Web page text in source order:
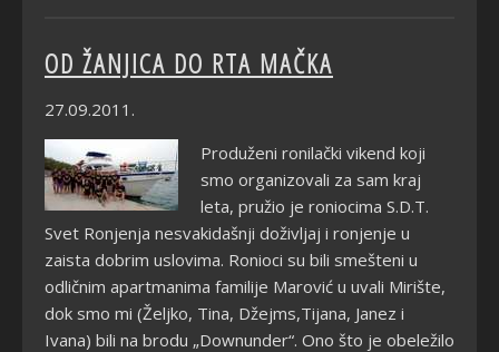
OD ŽANJICA DO RTA MAČKA
27.09.2011.
Produženi ronilački vikend koji
smo organizovali za sam kraj
leta, pružio je roniocima S.D.T.
Svet Ronjenja nesvakidašnji doživljaj i ronjenje u
zaista dobrim uslovima. Ronioci su bili smešteni u
odličnim apartmanima familije Marović u uvali Mirište,
dok smo mi (Željko, Tina, Džejms,Tijana, Janez i
Ivana) bili na brodu „Downunder“. Ono što je obeležilo